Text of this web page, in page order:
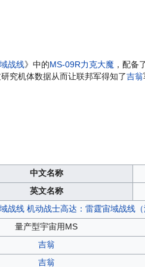
战线》中的MS-09R力克大魔 ，配备
究机体数据从而让联邦军得知了吉翁
中文名称
英文名称
战线 机动战士高达：雷霆宙域战线（
量产型宇宙用MS
吉翁
吉翁